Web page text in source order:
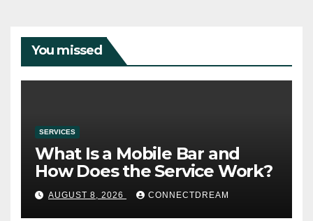
You missed
SERVICES
What Is a Mobile Bar and
How Does the Service Work?
AUGUST 8, 2026 CONNECTDREAM